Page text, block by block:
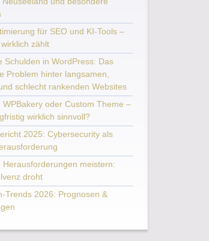
für SEO und KI-Tools –
zählt
Schulden in WordPress: Das
Problem hinter langsamen,
schlecht rankenden Websites
WPBakery oder Custom Theme –
wirklich sinnvoll?
2025: Cybersecurity als
Herausforderungen meistern:
droht
Trends 2026: Prognosen &